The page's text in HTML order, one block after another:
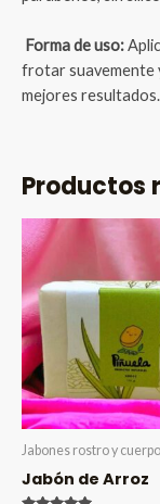
Forma de uso:
frotar suavemente
mejores resultados.
Productos
Jabones rostro y cuerpo
Jabón de Arroz